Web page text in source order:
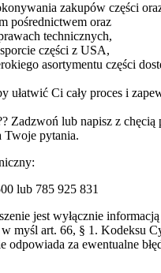
zakupów części
pośrednictwem oraz
technicznych,
części z USA,
asortymentu części
ułatwić Ci cały proces i
Zadzwoń lub napisz z chęcią
Twoje pytania.
lub 785 925 831
jest wyłącznie
myśl art. 66, § 1. Kodeksu
odpowiada za ewentualne